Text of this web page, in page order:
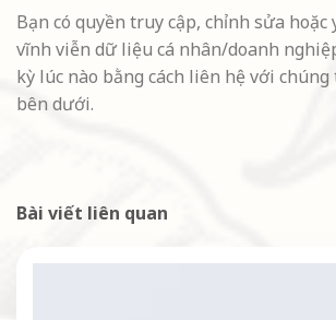
Bạn có quyền truy cập, chỉnh sửa hoặc
vĩnh viễn dữ liệu cá nhân/doanh
kỳ lúc nào bằng cách liên hệ với
bên dưới.
Bài viết liên quan